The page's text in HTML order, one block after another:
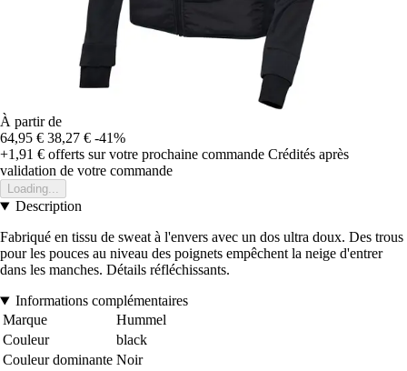
À partir de
64,95 € 38,27 € -41%
+1,91 € offerts sur votre prochaine commande Crédités après
validation de votre commande
Loading...
Description
Fabriqué en tissu de sweat à l'envers avec un dos ultra doux. Des trous
pour les pouces au niveau des poignets empêchent la neige d'entrer
dans les manches. Détails réfléchissants.
Informations complémentaires
Marque
Hummel
Couleur
black
Couleur dominante Noir